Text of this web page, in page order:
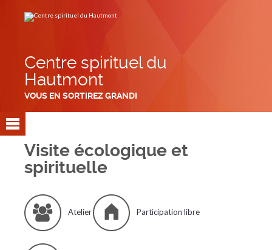
contenu.
Centre spirituel du
Hautmont
VOUS EN SORTIREZ GRANDI
Visite écologique et
spirituelle
Atelier Participation libre